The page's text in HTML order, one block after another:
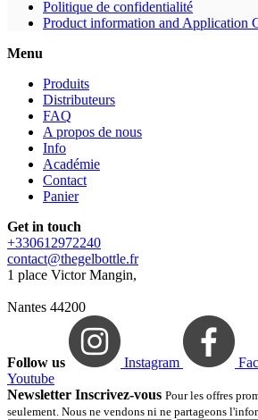
Politique de confidentialité
Product information and Application
Menu
Produits
Distributeurs
FAQ
A propos de nous
Info
Académie
Contact
Panier
Get in touch
+330612972240
contact@thegelbottle.fr
1 place Victor Mangin,
Nantes 44200
Follow us Instagram
Youtube
Newsletter Inscrivez-vous Pour les offres
seulement. Nous ne vendons ni ne partageons